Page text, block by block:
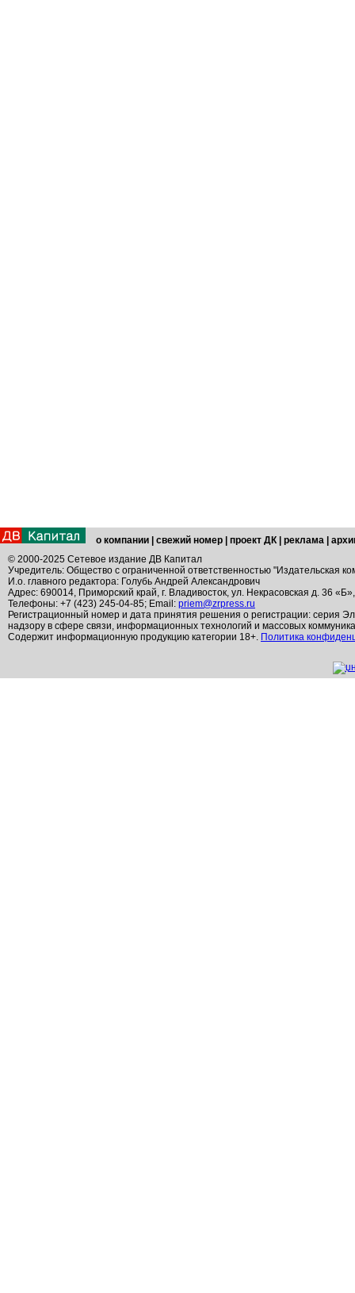
о компании свежий номер проект ДК реклама
© 2000-2025 Сетевое издание ДВ Капитал
Учредитель: Общество с ограниченной ответственностью "Издательская
И.о. главного редактора: Голубь Андрей Александрович
Адрес: 690014, Приморский край, г. Владивосток, ул. Некрасовская д. 36
Телефоны: +7 (423) 245-04-85; Email: priem@zrpress.ru
Регистрационный номер и дата принятия решения о регистрации: серия
надзору в сфере связи, информационных технологий и массовых
Содержит информационную продукцию категории 18+. Политика